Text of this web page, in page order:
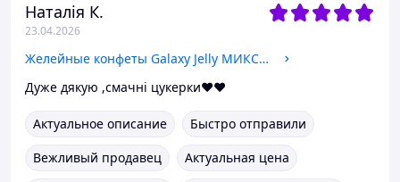
Наталія К.
23.04.2026
Желейные конфеты Galaxy Jelly МИКС 4 вкуса 500 г (0004)
Дуже дякую ,смачні цукерки❤️❤️
Актуальное описание
Быстро отправили
Вежливый продавец
Актуальная цена